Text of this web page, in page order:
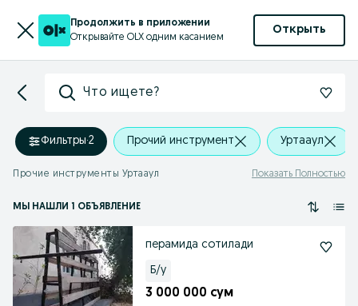
Продолжить в приложении
Открывайте OLX одним касанием
Открыть
Что ищете?
Фильтры·2 Прочий инструмент Уртааул
Прочие инструменты Уртааул Показать Полностью
МЫ НАШЛИ 1 ОБЪЯВЛЕНИЕ
перамида сотилади
Б/у
3 000 000 сум